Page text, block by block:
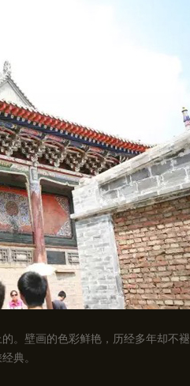
。壁画的色彩鲜艳，历经多年却不
典。